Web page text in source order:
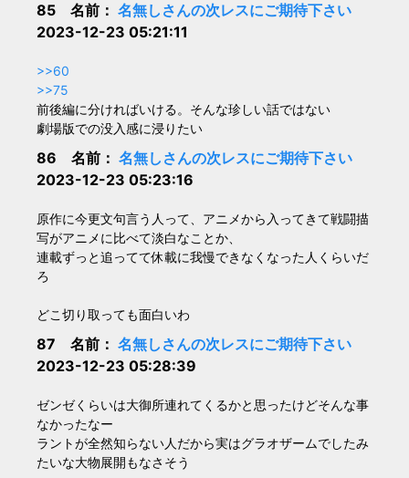
85 名前： 名無しさんの次レスにご期待下さい
2023-12-23 05:21:11
>>60
>>75
前後編に分ければいける。そんな珍しい話ではない
劇場版での没入感に浸りたい
86 名前： 名無しさんの次レスにご期待下さい
2023-12-23 05:23:16
原作に今更文句言う人って、アニメから入ってきて戦闘描
写がアニメに比べて淡白なことか、
連載ずっと追ってて休載に我慢できなくなった人くらいだ
ろ
どこ切り取っても面白いわ
87 名前： 名無しさんの次レスにご期待下さい
2023-12-23 05:28:39
ゼンゼくらいは大御所連れてくるかと思ったけどそんな事
なかったなー
ラントが全然知らない人だから実はグラオザームでしたみ
たいな大物展開もなさそう